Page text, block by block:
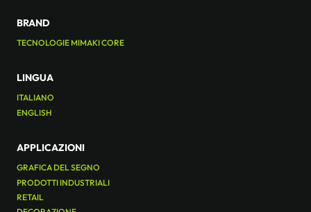
BRAND
TECNOLOGIE MIMAKI CORE
LINGUA
ITALIANO
ENGLISH
APPLICAZIONI
GRAFICA DEL SEGNO
PRODOTTI INDUSTRIALI
RETAIL